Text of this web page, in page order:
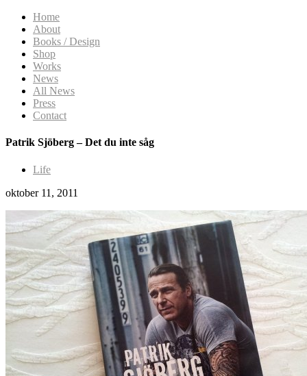
Home
About
Books / Design
Shop
Works
News
All News
Press
Contact
Patrik Sjöberg – Det du inte såg
Life
oktober 11, 2011